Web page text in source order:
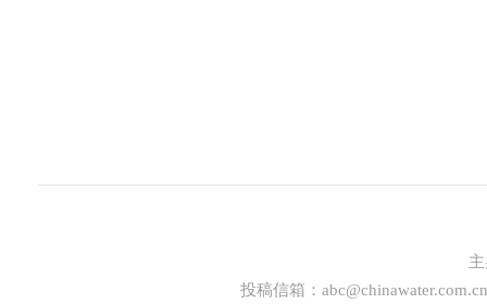
投稿信箱： abc@chinawater.com.cn